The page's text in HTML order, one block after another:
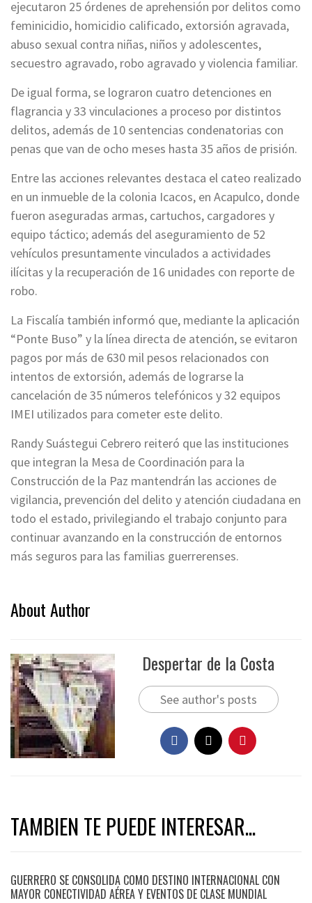
ejecutaron 25 órdenes de aprehensión por delitos como
feminicidio, homicidio calificado, extorsión agravada,
abuso sexual contra niñas, niños y adolescentes,
secuestro agravado, robo agravado y violencia familiar.
De igual forma, se lograron cuatro detenciones en
flagrancia y 33 vinculaciones a proceso por distintos
delitos, además de 10 sentencias condenatorias con
penas que van de ocho meses hasta 35 años de prisión.
Entre las acciones relevantes destaca el cateo realizado
en un inmueble de la colonia Icacos, en Acapulco, donde
fueron aseguradas armas, cartuchos, cargadores y
equipo táctico; además del aseguramiento de 52
vehículos presuntamente vinculados a actividades
ilícitas y la recuperación de 16 unidades con reporte de
robo.
La Fiscalía también informó que, mediante la aplicación
“Ponte Buso” y la línea directa de atención, se evitaron
pagos por más de 630 mil pesos relacionados con
intentos de extorsión, además de lograrse la
cancelación de 35 números telefónicos y 32 equipos
IMEI utilizados para cometer este delito.
Randy Suástegui Cebrero reiteró que las instituciones
que integran la Mesa de Coordinación para la
Construcción de la Paz mantendrán las acciones de
vigilancia, prevención del delito y atención ciudadana en
todo el estado, privilegiando el trabajo conjunto para
continuar avanzando en la construcción de entornos
más seguros para las familias guerrerenses.
About Author
Despertar de la Costa
See author's posts
TAMBIEN TE PUEDE INTERESAR...
GUERRERO SE CONSOLIDA COMO DESTINO INTERNACIONAL CON
MAYOR CONECTIVIDAD AÉREA Y EVENTOS DE CLASE MUNDIAL